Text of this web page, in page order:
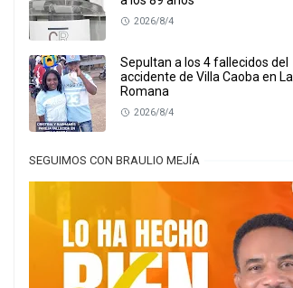
2026/8/4
Sepultan a los 4 fallecidos del
accidente de Villa Caoba en La
Romana
2026/8/4
SEGUIMOS CON BRAULIO MEJÍA